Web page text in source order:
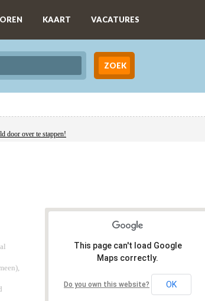
KAART VACATURES
door over te stappen!
This page can't load Google
Maps correctly.
Do you own this website? OK